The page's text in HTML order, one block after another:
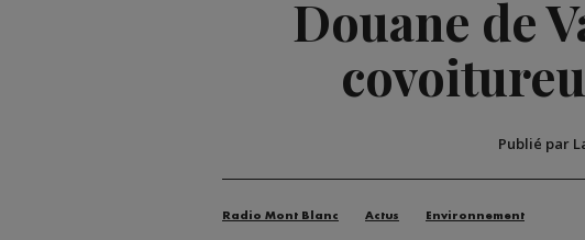
Douane de
Publié par
Radio Mont Blanc Actus Environnement